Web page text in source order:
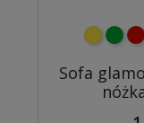
żółty
Sofa